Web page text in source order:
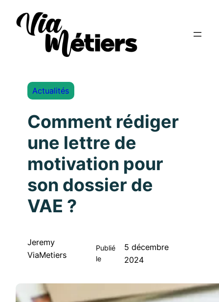
Actualités
Comment rédiger
une lettre de
motivation pour
son dossier de
VAE ?
Jeremy
ViaMetiers
Publié
le
5 décembre
2024